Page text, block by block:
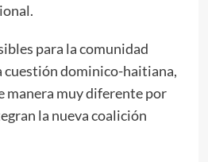
para la comunidad
cuestión dominico-haitiana,
manera muy diferente por
la nueva coalición